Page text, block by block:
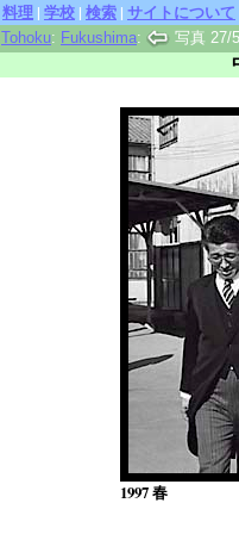
料理 | 学校 | 検索 | サイトについて
Tohoku: Fukushima: 写真 27/
1997 春